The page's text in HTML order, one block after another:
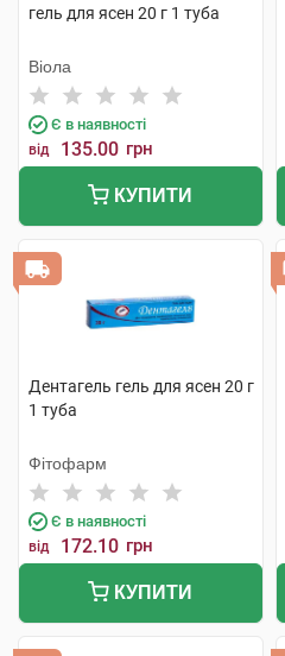
гель для ясен 20 г 1 туба
Віола
Є в наявності
від 135.00 грн
КУПИТИ
Дентагель гель для ясен 20 г
1 туба
Фітофарм
Є в наявності
від 172.10 грн
КУПИТИ